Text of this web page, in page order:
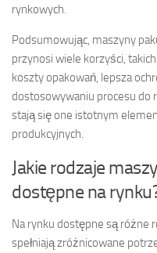
rynkowych.
Podsumowując, maszyny
przynosi wiele korzyści,
koszty opakowań, lepsza
dostosowywaniu procesu do
stają się one istotnym
produkcyjnych.
Jakie rodzaje
dostępne na
Na rynku dostępne są różne
spełniają zróżnicowane